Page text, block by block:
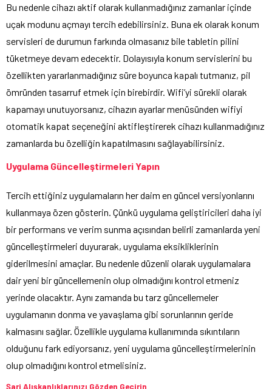
Bu nedenle cihazı aktif olarak kullanmadığınız zamanlar içinde
uçak modunu açmayı tercih edebilirsiniz. Buna ek olarak konum
servisleri de durumun farkında olmasanız bile tabletin pilini
tüketmeye devam edecektir. Dolayısıyla konum servislerini bu
özellikten yararlanmadığınız süre boyunca kapalı tutmanız, pil
ömründen tasarruf etmek için birebirdir. Wifi’yi sürekli olarak
kapamayı unutuyorsanız, cihazın ayarlar menüsünden wifiyi
otomatik kapat seçeneğini aktifleştirerek cihazı kullanmadığınız
zamanlarda bu özelliğin kapatılmasını sağlayabilirsiniz.
Uygulama Güncelleştirmeleri Yapın
Tercih ettiğiniz uygulamaların her daim en güncel versiyonlarını
kullanmaya özen gösterin. Çünkü uygulama geliştiricileri daha iyi
bir performans ve verim sunma açısından belirli zamanlarda yeni
güncelleştirmeleri duyurarak, uygulama eksikliklerinin
giderilmesini amaçlar. Bu nedenle düzenli olarak uygulamalara
dair yeni bir güncellemenin olup olmadığını kontrol etmeniz
yerinde olacaktır. Aynı zamanda bu tarz güncellemeler
uygulamanın donma ve yavaşlama gibi sorunlarının geride
kalmasını sağlar. Özellikle uygulama kullanımında sıkıntıların
olduğunu fark ediyorsanız, yeni uygulama güncelleştirmelerinin
olup olmadığını kontrol etmelisiniz.
Şarj Alışkanlıklarınızı Gözden Geçirin